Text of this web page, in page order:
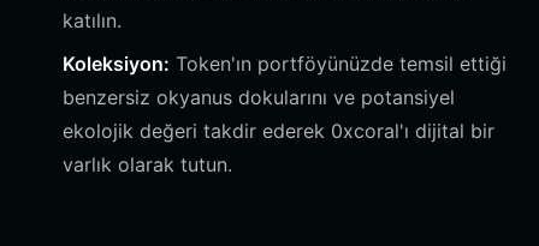
katılın.
Koleksiyon: Token'ın portföyünüzde temsil ettiği
benzersiz okyanus dokularını ve potansiyel
ekolojik değeri takdir ederek 0xcoral'ı dijital bir
varlık olarak tutun.